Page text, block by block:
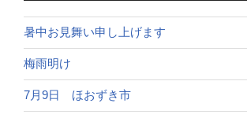
暑中お見舞い申し上げます
梅雨明け
7月9日 ほおずき市